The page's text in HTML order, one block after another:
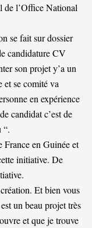
de l’Office National
se fait sur dossier
candidature CV
son projet y’a un
et se comité va
en expérience
candidat c’est de
“.
France en Guinée et
initiative. De
Et bien vous
un beau projet très
et que je trouve